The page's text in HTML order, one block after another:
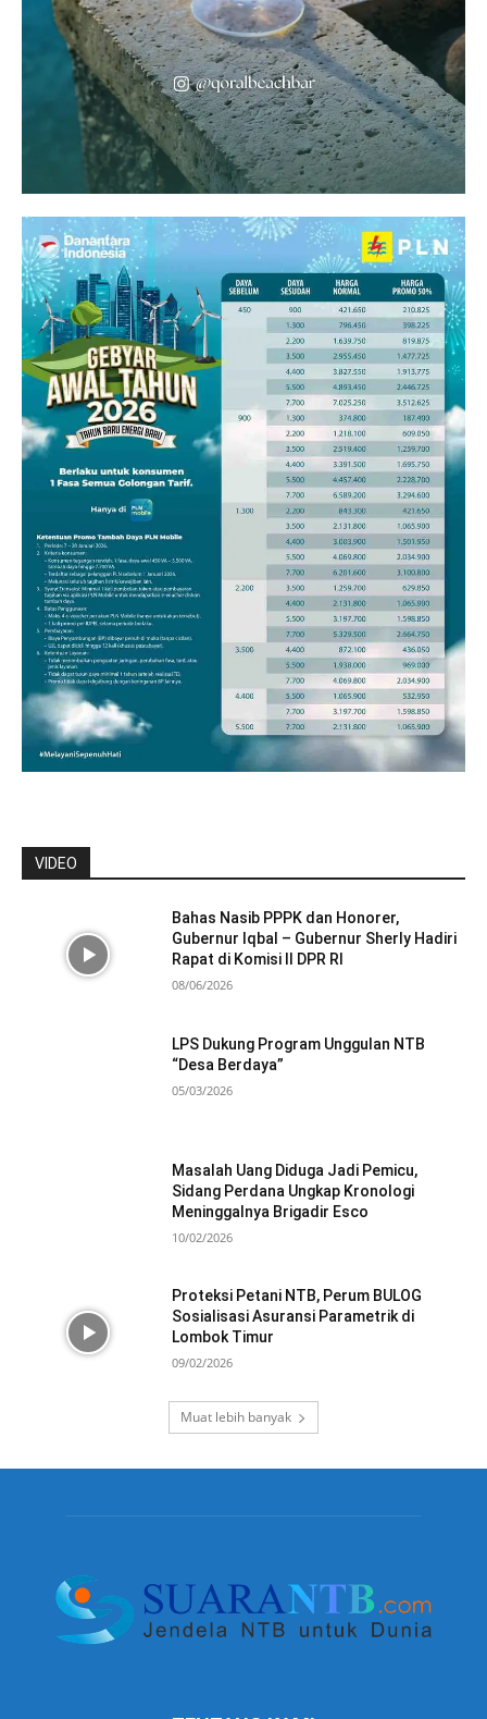
VIDEO
Bahas Nasib PPPK dan Honorer,
Gubernur Iqbal – Gubernur Sherly Hadiri
Rapat di Komisi II DPR RI
08/06/2026
LPS Dukung Program Unggulan NTB
“Desa Berdaya”
05/03/2026
Masalah Uang Diduga Jadi Pemicu,
Sidang Perdana Ungkap Kronologi
Meninggalnya Brigadir Esco
10/02/2026
Proteksi Petani NTB, Perum BULOG
Sosialisasi Asuransi Parametrik di
Lombok Timur
09/02/2026
Muat lebih banyak